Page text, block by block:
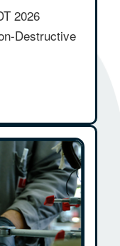
2026
Destructive